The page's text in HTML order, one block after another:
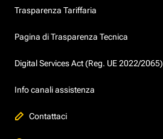
Trasparenza Tariffaria
Pagina di Trasparenza Tecnica
Digital Services Act (Reg. UE 2022/2065)
Info canali assistenza
Contattaci